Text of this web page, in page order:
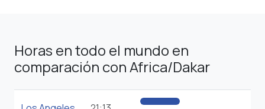
Horas en todo el mundo en
comparación con Africa/Dakar